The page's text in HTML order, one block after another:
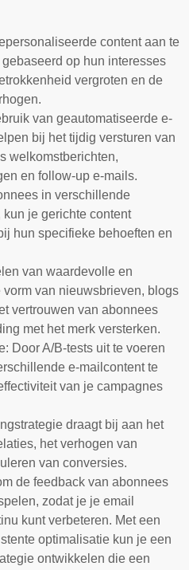
content aan te
op hun interesses
vergroten en de
van geautomatiseerde e-
bij het tijdig versturen van
welkomstberichten,
en follow-up e-mails.
in verschillende
je gerichte content
hun specifieke behoeften en
van waardevolle en
van nieuwsbrieven, blogs
vertrouwen van abonnees
met het merk versterken.
Door A/B-tests uit te voeren
e-mailcontent te
van je campagnes
draagt bij aan het
het verhogen van
van conversies.
de feedback van abonnees
zodat je je email
kunt verbeteren. Met een
optimalisatie kun je een
ontwikkelen die een